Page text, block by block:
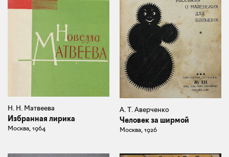
Н. Н. Матвеева
Избранная лирика
Москва, 1964
А. Т. Аверченко
Человек за ширмой
Москва, 1926